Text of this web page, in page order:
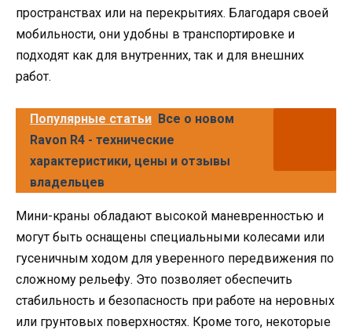
пространствах или на перекрытиях. Благодаря своей
мобильности, они удобны в транспортировке и
подходят как для внутренних, так и для внешних
работ.
Популярные статьи Все о новом
Ravon R4 - технические
характеристики, цены и отзывы
владельцев
Мини-краны обладают высокой маневренностью и
могут быть оснащены специальными колесами или
гусеничным ходом для уверенного передвижения по
сложному рельефу. Это позволяет обеспечить
стабильность и безопасность при работе на неровных
или грунтовых поверхностях. Кроме того, некоторые